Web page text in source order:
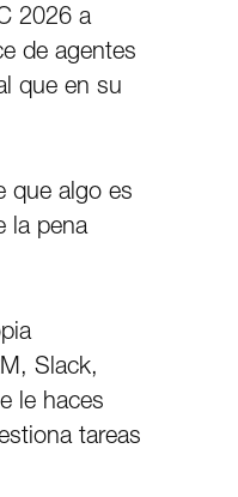
2026 a
de agentes
que en su
que algo es
la pena
Slack,
le haces
tareas